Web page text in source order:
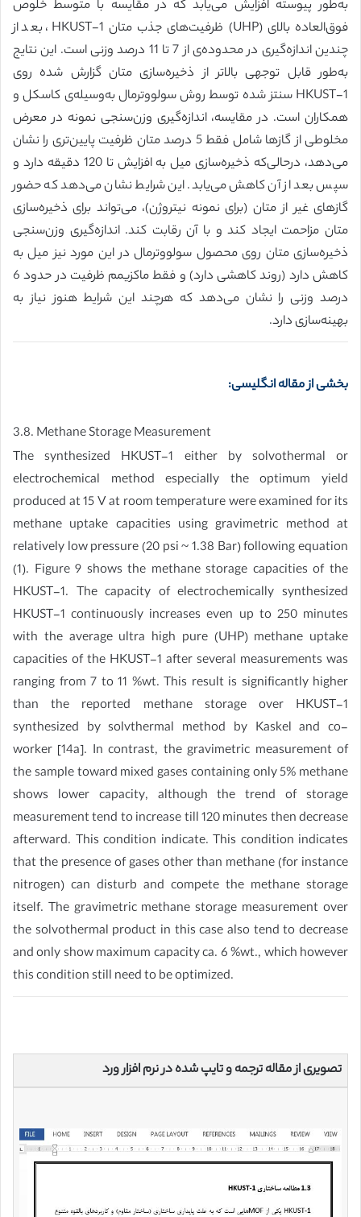
به‌طور پیوسته افزایش می‌یابد که در مقایسه با متوسط خلوص
فوق‌العاده بالای (UHP) ظرفیت‌های جذب متان HKUST-1، بعد از
چندین اندازه‌گیری در محدوده‌ی از 7 تا 11 درصد وزنی است. این نتایج
به‌طور قابل توجهی بالاتر از ذخیره‌سازی متان گزارش شده روی
HKUST-1 سنتز شده توسط روش سولووترمال به‌وسیله‌ی کاسکل و
همکاران است. در مقایسه، اندازه‌گیری وزن‌سنجی نمونه در معرض
مخلوطی از گازها شامل فقط 5 درصد متان ظرفیت پایین‌تری را نشان
می‌دهد، درحالی‌که ذخیره‌سازی میل به افزایش تا 120 دقیقه دارد و
سپس بعد از آن کاهش می‌یابد. این شرایط نشان می‌دهد که حضور
گازهای غیر از متان (برای نمونه نیتروژن)، می‌تواند برای ذخیره‌سازی
متان مزاحمت ایجاد کند و با آن رقابت کند. اندازه‌گیری وزن‌سنجی
ذخیره‌سازی متان روی محصول سولووترمال در این مورد نیز میل به
کاهش دارد (روند کاهشی دارد) و فقط ماکزیمم ظرفیت در حدود 6
درصد وزنی را نشان می‌دهد که هرچند این شرایط هنوز نیاز به
بهینه‌سازی دارد.
بخشی از مقاله انگلیسی:
3.8. Methane Storage Measurement
The synthesized HKUST-1 either by solvothermal or
electrochemical method especially the optimum yield
produced at 15 V at room temperature were examined for its
methane uptake capacities using gravimetric method at
relatively low pressure (20 psi ~ 1.38 Bar) following equation
(1). Figure 9 shows the methane storage capacities of the
HKUST-1. The capacity of electrochemically synthesized
HKUST-1 continuously increases even up to 250 minutes
with the average ultra high pure (UHP) methane uptake
capacities of the HKUST-1 after several measurements was
ranging from 7 to 11 %wt. This result is significantly higher
than the reported methane storage over HKUST-1
synthesized by solvthermal method by Kaskel and co-
worker [14a]. In contrast, the gravimetric measurement of
the sample toward mixed gases containing only 5% methane
shows lower capacity, although the trend of storage
measurement tend to increase till 120 minutes then decrease
afterward. This condition indicate. This condition indicates
that the presence of gases other than methane (for instance
nitrogen) can disturb and compete the methane storage
itself. The gravimetric methane storage measurement over
the solvothermal product in this case also tend to decrease
and only show maximum capacity ca. 6 %wt., which however
this condition still need to be optimized.
تصویری از مقاله ترجمه و تایپ شده در نرم افزار ورد